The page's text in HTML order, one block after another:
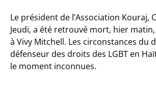
Le président de l’Association Kouraj,
Jeudi, a été retrouvé mort, hier
à Vivy Mitchell. Les circonstances du
défenseur des droits des LGBT en
le moment inconnues.